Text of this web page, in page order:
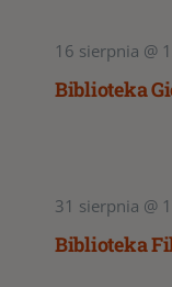
16 sierpnia @
Biblioteka
31 sierpnia @
Biblioteka